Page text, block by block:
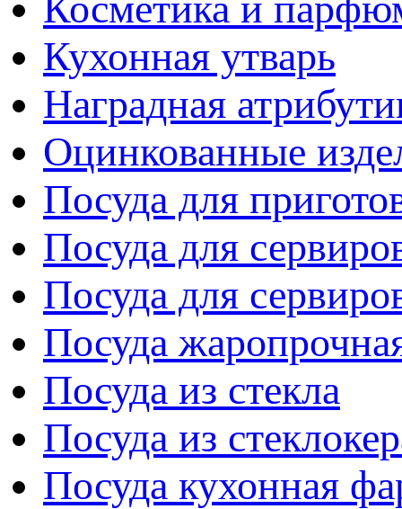
Кухонная утварь
Наградная
Оцинкованные
Посуда для
Посуда для
Посуда для
Посуда
Посуда из стекла
Посуда из
Посуда кухонная